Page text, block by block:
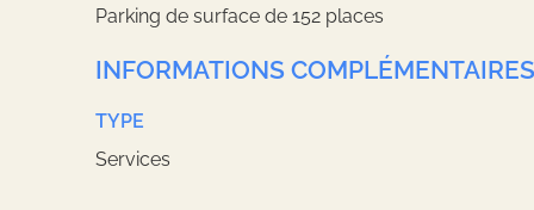
Parking de surface de 152 places
INFORMATIONS COMPLÉMENTAIRES
TYPE
Services